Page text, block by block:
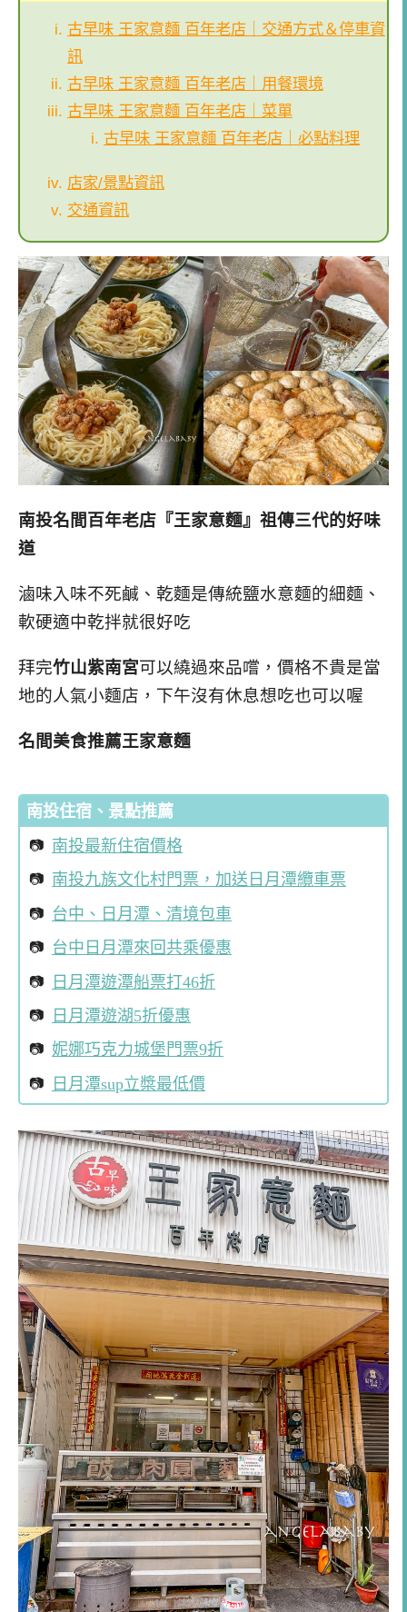
古早味 王家意麵 百年老店｜交通方式＆停車資
訊
古早味 王家意麵 百年老店｜用餐環境
古早味 王家意麵 百年老店｜菜單
古早味 王家意麵 百年老店｜必點料理
店家/景點資訊
交通資訊
南投名間百年老店『王家意麵』祖傳三代的好味
道
滷味入味不死鹹、乾麵是傳統鹽水意麵的細麵、
軟硬適中乾拌就很好吃
拜完竹山紫南宮可以繞過來品嚐，價格不貴是當
地的人氣小麵店，下午沒有休息想吃也可以喔
名間美食推薦王家意麵
南投住宿、景點推薦
南投最新住宿價格
南投九族文化村門票，加送日月潭纜車票
台中、日月潭、清境包車
台中日月潭來回共乘優惠
日月潭遊潭船票打46折
日月潭遊湖5折優惠
妮娜巧克力城堡門票9折
日月潭sup立槳最低價